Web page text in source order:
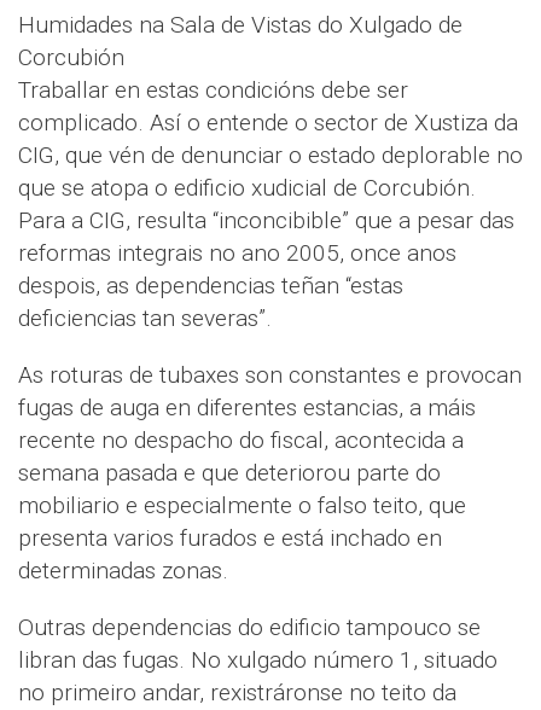
Humidades na Sala de Vistas do Xulgado de
Corcubión
Traballar en estas condicións debe ser
complicado. Así o entende o sector de Xustiza da
CIG, que vén de denunciar o estado deplorable no
que se atopa o edificio xudicial de Corcubión.
Para a CIG, resulta “inconcibible” que a pesar das
reformas integrais no ano 2005, once anos
despois, as dependencias teñan “estas
deficiencias tan severas”.
As roturas de tubaxes son constantes e provocan
fugas de auga en diferentes estancias, a máis
recente no despacho do fiscal, acontecida a
semana pasada e que deteriorou parte do
mobiliario e especialmente o falso teito, que
presenta varios furados e está inchado en
determinadas zonas.
Outras dependencias do edificio tampouco se
libran das fugas. No xulgado número 1, situado
no primeiro andar, rexistráronse no teito da